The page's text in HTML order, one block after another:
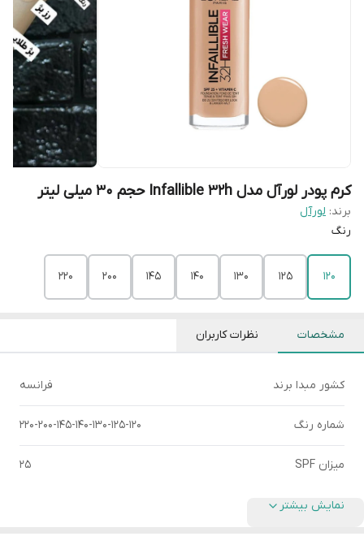
کرم پودر لورآل مدل Infallible 32h حجم 30 میلی لیتر
برند: لورآل
رنگ
120
125
130
140
145
200
220
مشخصات نظرات کاربران
کشور مبدا برند فرانسه
شماره رنگ 220-200-145-140-130-125-120
میزان SPF 25
نمایش بیشتر